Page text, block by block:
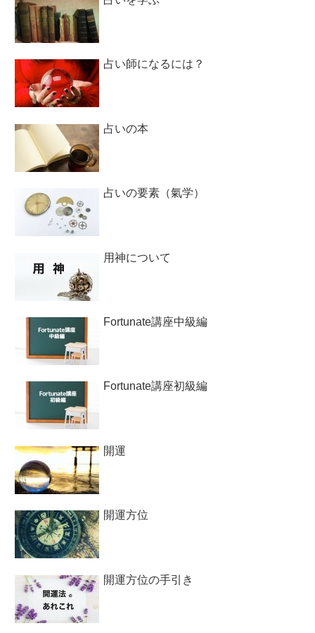
占い師になるには？
占いの本
占いの要素（氣学）
用神について
Fortunate講座中級編
Fortunate講座初級編
開運
開運方位
開運方位の手引き